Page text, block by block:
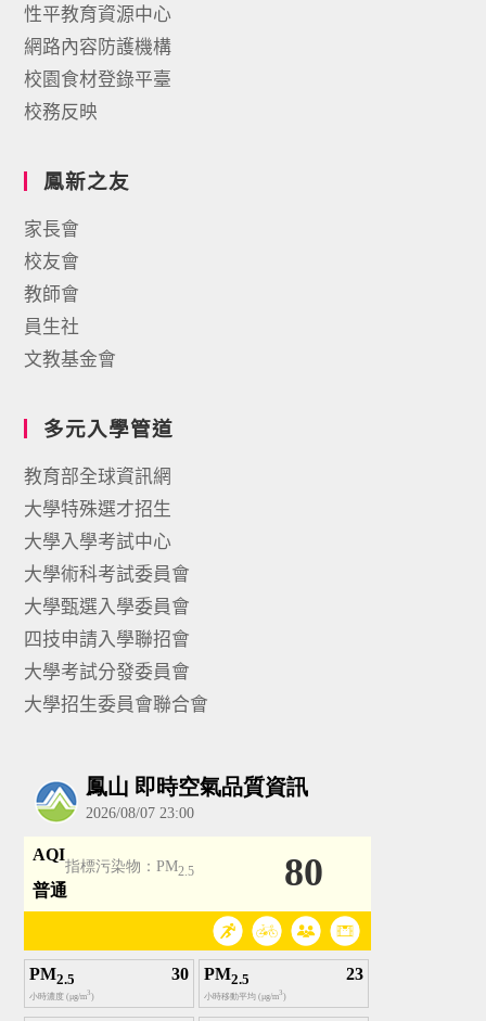
性平教育資源中心
網路內容防護機構
校園食材登錄平臺
校務反映
鳳新之友
家長會
校友會
教師會
員生社
文教基金會
多元入學管道
教育部全球資訊網
大學特殊選才招生
大學入學考試中心
大學術科考試委員會
大學甄選入學委員會
四技申請入學聯招會
大學考試分發委員會
大學招生委員會聯合會